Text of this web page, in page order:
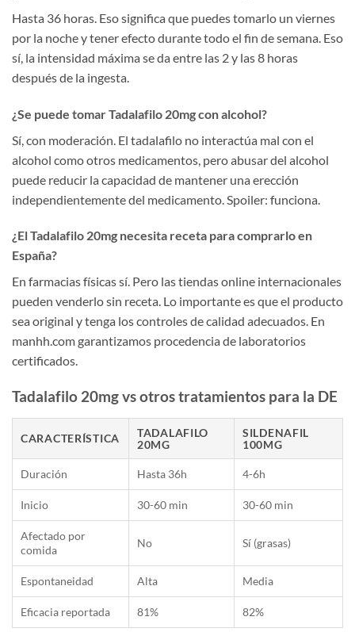
Hasta 36 horas. Eso significa que puedes tomarlo un viernes
por la noche y tener efecto durante todo el fin de semana. Eso
sí, la intensidad máxima se da entre las 2 y las 8 horas
después de la ingesta.
¿Se puede tomar Tadalafilo 20mg con alcohol?
Sí, con moderación. El tadalafilo no interactúa mal con el
alcohol como otros medicamentos, pero abusar del alcohol
puede reducir la capacidad de mantener una erección
independientemente del medicamento. Spoiler: funciona.
¿El Tadalafilo 20mg necesita receta para comprarlo en
España?
En farmacias físicas sí. Pero las tiendas online internacionales
pueden venderlo sin receta. Lo importante es que el producto
sea original y tenga los controles de calidad adecuados. En
manhh.com garantizamos procedencia de laboratorios
certificados.
Tadalafilo 20mg vs otros tratamientos para la DE
CARACTERÍSTICA
TADALAFILO
20MG
SILDENAFIL
100MG
Duración Hasta 36h 4-6h
Inicio 30-60 min 30-60 min
Afectado por
comida
No Sí (grasas)
Espontaneidad Alta Media
Eficacia reportada 81% 82%